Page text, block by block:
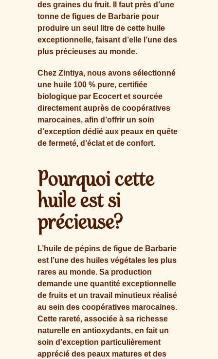
des graines du fruit. Il faut près d’une
tonne de figues de Barbarie pour
produire un seul litre de cette huile
exceptionnelle, faisant d’elle l’une des
plus précieuses au monde.
Chez Zintiya, nous avons sélectionné
une huile 100 % pure, certifiée
biologique par Ecocert et sourcée
directement auprès de coopératives
marocaines, afin d’offrir un soin
d’exception dédié aux peaux en quête
de fermeté, d’éclat et de confort.
Pourquoi cette
huile est si
précieuse?
L’huile de pépins de figue de Barbarie
est l’une des huiles végétales les plus
rares au monde. Sa production
demande une quantité exceptionnelle
de fruits et un travail minutieux réalisé
au sein des coopératives marocaines.
Cette rareté, associée à sa richesse
naturelle en antioxydants, en fait un
soin d’exception particulièrement
apprécié des peaux matures et des